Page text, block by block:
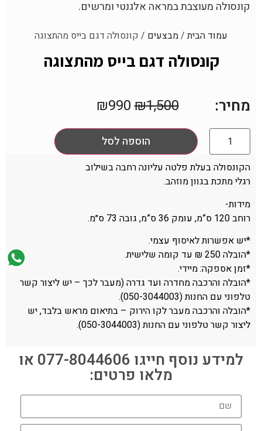
קונסולה מעוצבת במראה אלגנטי ומרשים.
עמוד הבית/מבצעים / קונסולה דגם בייס מהתצוגה
קונסולה דגם בייס מהתצוגה
מחיר: ₪1,500
₪990
הוספה לסל
הקונסולה בעלת פלטה עליונה רחבה בשילוב
רגלי מתכת בגוון מוזהב.
מידות-
רוחב 120 ס”מ, עומק 36 ס”מ, גובה 73 ס״מ.
*יש אפשרות לאיסוף עצמי.
*הובלה 250 ₪ עד קומה שלישית.
*זמן אספקה: מיידי.
*הובלה והרכבה מחדרה ועד גדרה (מעבר לכך – יש ליצור קשר
טלפוני עם החנות (050-3044003).
*הובלה והרכבה מעבר לקו הירוק – בתיאום מראש בלבד, יש
ליצור קשר טלפוני עם החנות (050-3044003).
למידע נוסף חייגו 077-8044606 או
מלאו פרטים: